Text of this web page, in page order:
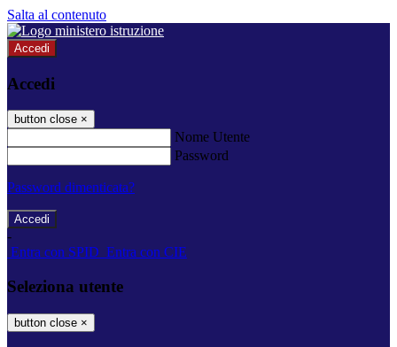
Salta al contenuto
Accedi
Accedi
button close ×
Nome Utente
Password
Password dimenticata?
-
Entra con SPID Entra con CIE
Seleziona utente
button close ×